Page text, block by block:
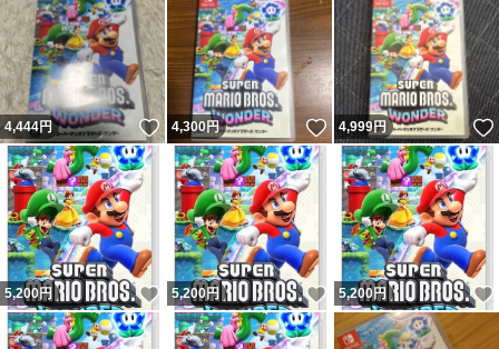
4,444円 いいね！
4,300円 いいね！
4,999円
5,200 円 いいね！
5,200 円 いいね！
5,200 円